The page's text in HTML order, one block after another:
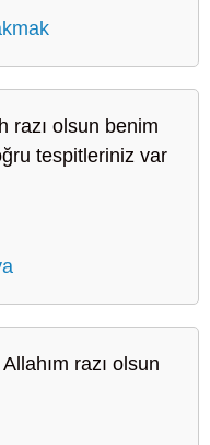
razı olsun benim
tespitleriniz var
razı olsun